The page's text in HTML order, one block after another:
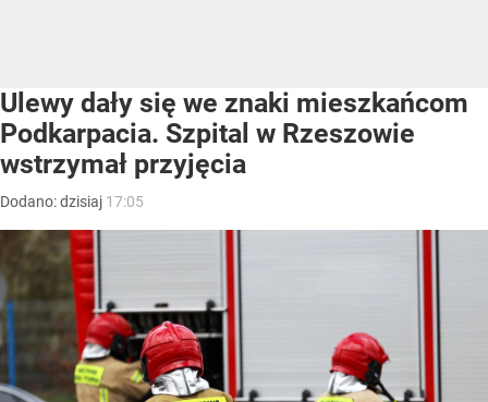
Ulewy dały się we znaki mieszkańcom
Podkarpacia. Szpital w Rzeszowie
wstrzymał przyjęcia
Dodano:dzisiaj 17:05